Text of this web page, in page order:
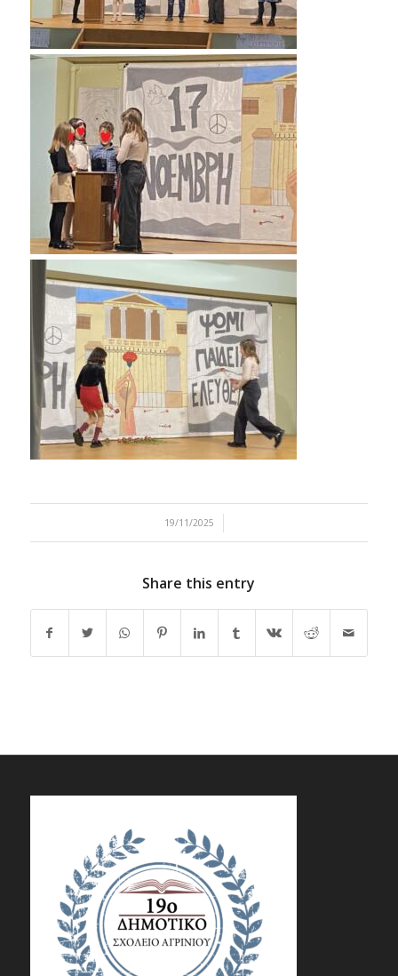
19/11/2025
/
Share this entry